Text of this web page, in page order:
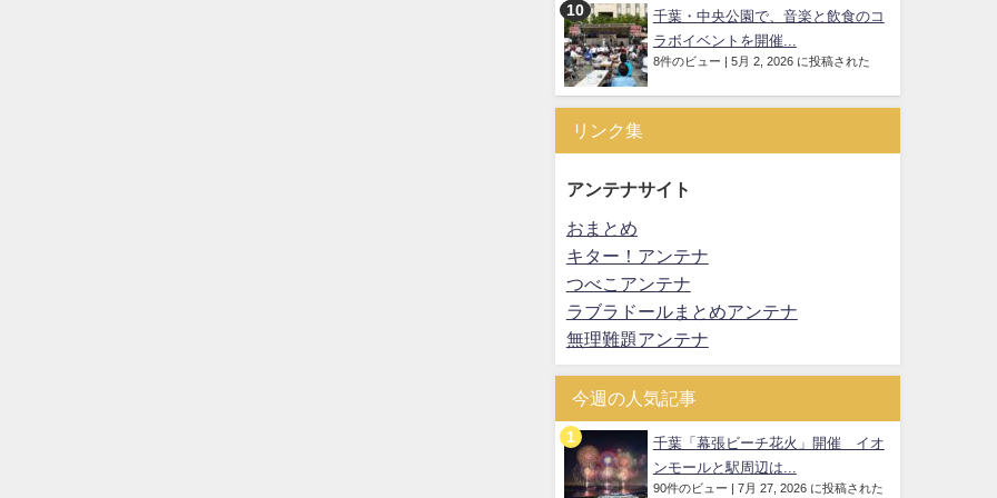
千葉・中央公園で、音楽と飲食のコ
ラボイベントを開催...
8件のビュー | 5月 2, 2026 に投稿された
リンク集
アンテナサイト
おまとめ
キター！アンテナ
つべこアンテナ
ラブラドールまとめアンテナ
無理難題アンテナ
今週の人気記事
千葉「幕張ビーチ花火」開催 イオ
ンモールと駅周辺は...
90件のビュー | 7月 27, 2026 に投稿された